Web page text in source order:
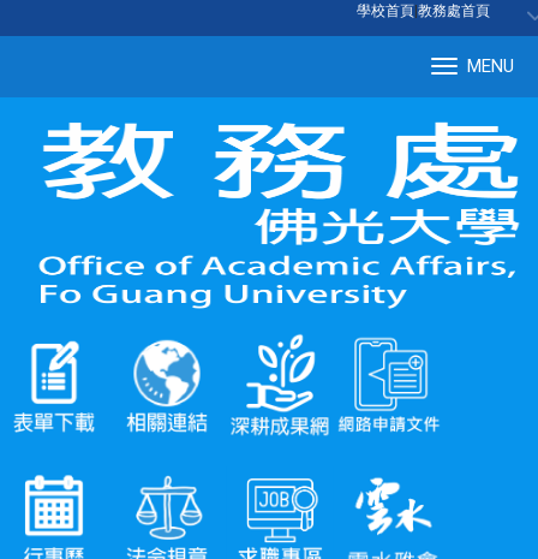
學校首頁 教務處首頁
MENU